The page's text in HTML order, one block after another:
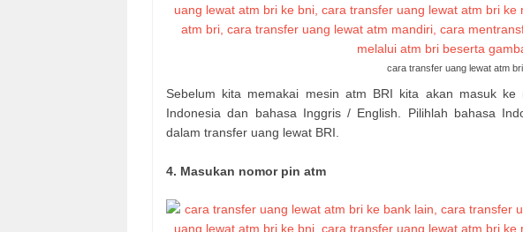
cara transfer uang lewat atm bri
Sebelum kita memakai mesin atm BRI kita akan masuk
Indonesia dan bahasa Inggris / English. Pilihlah bahasa
dalam transfer uang lewat BRI.
4. Masukan nomor pin atm